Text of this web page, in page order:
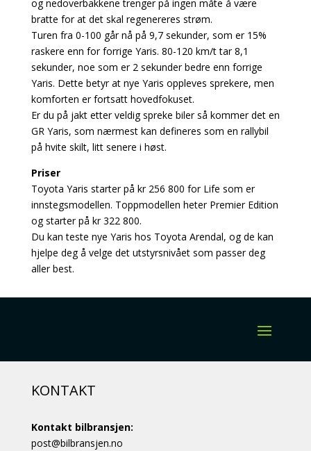
og nedoverbakkene trenger på ingen måte å være
bratte for at det skal regenereres strøm.
Turen fra 0-100 går nå på 9,7 sekunder, som er 15%
raskere enn for forrige Yaris. 80-120 km/t tar 8,1
sekunder, noe som er 2 sekunder bedre enn forrige
Yaris. Dette betyr at nye Yaris oppleves sprekere, men
komforten er fortsatt hovedfokuset.
Er du på jakt etter veldig spreke biler så kommer det en
GR Yaris, som nærmest kan defineres som en rallybil
på hvite skilt, litt senere i høst.
Priser
Toyota Yaris starter på kr 256 800 for Life som er
innstegsmodellen. Toppmodellen heter Premier Edition
og starter på kr 322 800.
Du kan teste nye Yaris hos Toyota Arendal, og de kan
hjelpe deg å velge det utstyrsnivået som passer deg
aller best.
KONTAKT
Kontakt bilbransjen:
post@bilbransjen.no